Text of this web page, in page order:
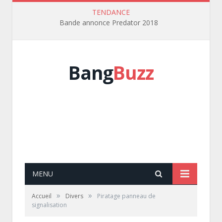
TENDANCE
Bande annonce Predator 2018
BangBuzz
MENU
Accueil » Divers »
Piratage panneau de
signalisation